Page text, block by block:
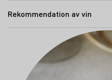
Rekommendation av vin